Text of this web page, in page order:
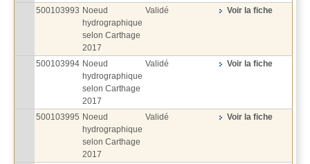
500103993 Noeud
hydrographique
selon Carthage
2017
Validé Voir la fiche
500103994 Noeud
hydrographique
selon Carthage
2017
Validé Voir la fiche
500103995 Noeud
hydrographique
selon Carthage
2017
Validé Voir la fiche